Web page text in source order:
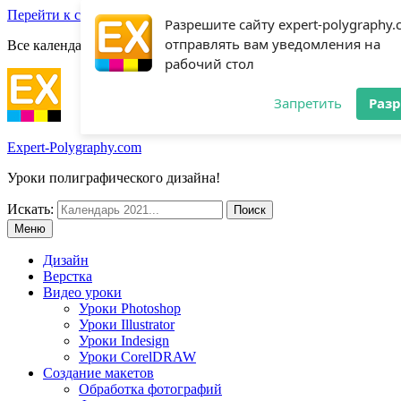
Разрешите сайту expert-
отправлять вам уведомления на
рабочий стол
Запретить
Перейти к содержимому
Все календари 2022: Посмотреть шаблоны!
Expert-Polygraphy.com
Уроки полиграфического дизайна!
Искать:
Меню
Дизайн
Верстка
Видео уроки
Уроки Photoshop
Уроки Illustrator
Уроки Indesign
Уроки CorelDRAW
Создание макетов
Обработка фотографий